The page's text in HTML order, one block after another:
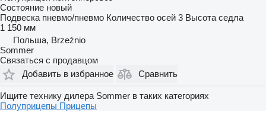
Состояние новый
Подвеска пневмо/пневмо Количество осей 3 Высота седла
1 150 мм
Польша, Brzeźnio
Sommer
Связаться с продавцом
Добавить в избранное
Сравнить
Ищите технику дилера Sommer в таких категориях
Полуприцепы Прицепы